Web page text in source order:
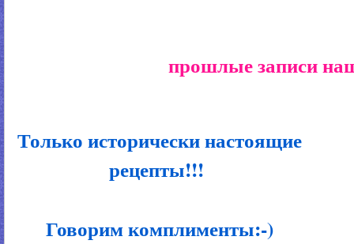
прошлые записи
Только исторически настоящие
рецепты!!!
Говорим комплименты:-)